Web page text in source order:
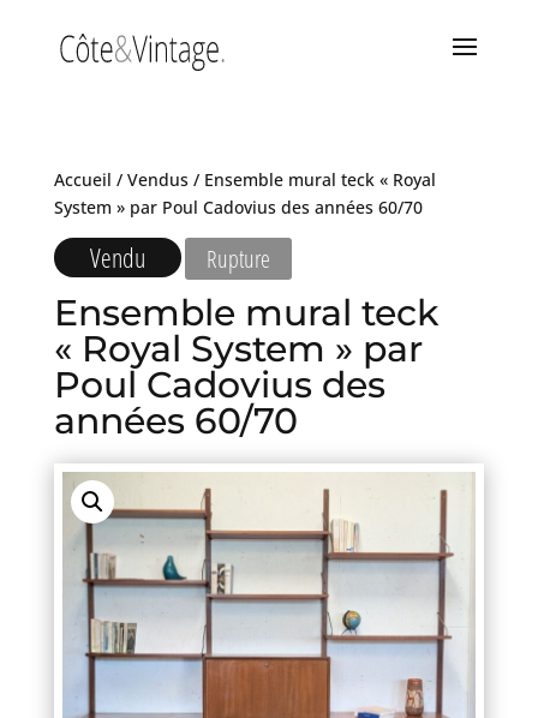
Accueil / Vendus/ Ensemble mural teck « Royal
System » par Poul Cadovius des années 60/70
Vendu Rupture
Ensemble mural teck
« Royal System » par
Poul Cadovius des
années 60/70